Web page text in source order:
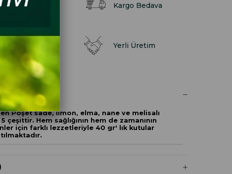
Kazan
Kargo Bedava
gelen
Yerli Üretim
Poşet sade, limon, elma, nane ve melisalı
çeşittir. Hem sağlığının hem de zamanının
için farklı lezzetleriyle 40 gr' lık kutular